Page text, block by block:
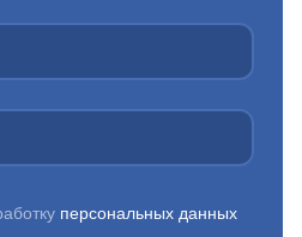
персональных данных